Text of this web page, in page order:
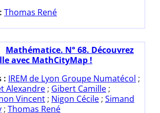
Thomas René
Mathématice. N° 68. Découvrez
avec MathCityMap !
: IREM de Lyon Groupe Numatécol ;
Alexandre ; Gibert Camille ;
Vincent ; Nigon Cécile ; Simand
; Thomas René